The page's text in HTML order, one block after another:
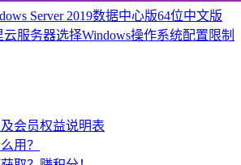
Server 2019数据中心版64位中文版
服务器选择Windows操作系统配置限制
会员权益说明表
用？